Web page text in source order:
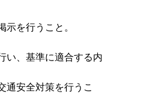
を行うこと。
い、基準に適合する内
通安全対策を行うこ